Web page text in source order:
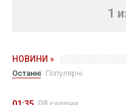
1
НОВИНИ »
Останні Популярні